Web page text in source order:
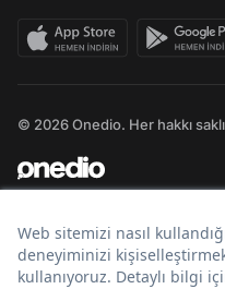
© 2026 Onedio. Her hakkı
Bir